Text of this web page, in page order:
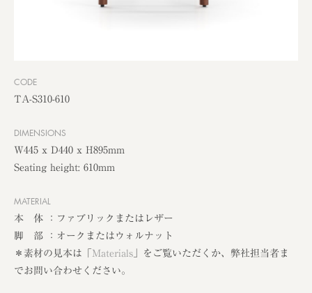
CODE
TA-S310-610
DIMENSIONS
W445 x D440 x H895mm
Seating height: 610mm
MATERIAL
本 体 ：ファブリックまたはレザー
脚 部 ：オークまたはウォルナット
＊素材の見本は「 Materials 」をご覧いただくか、弊社担当者ま
でお問い合わせください。